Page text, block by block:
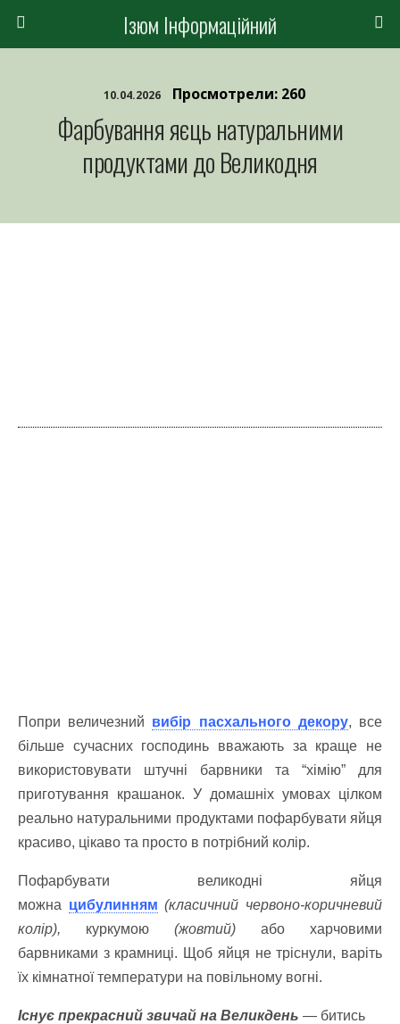
Ізюм Інформаційний
10.04.2026 Просмотрели: 260
Фарбування яєць натуральними
продуктами до Великодня
Попри величезний вибір пасхального декору, все
більше сучасних господинь вважають за краще не
використовувати штучні барвники та “хімію” для
приготування крашанок. У домашніх умовах цілком
реально натуральними продуктами пофарбувати яйця
красиво, цікаво та просто в потрібний колір.
Пофарбувати великодні яйця
можна цибулинням (класичний червоно-коричневий
колір), куркумою (жовтий) або харчовими
барвниками з крамниці. Щоб яйця не тріснули, варіть
їх кімнатної температури на повільному вогні.
Існує прекрасний звичай на Великдень — битись